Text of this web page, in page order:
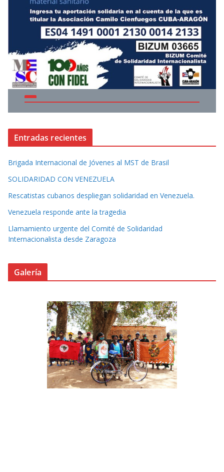
Entradas recientes
Brigada Internacional de Jóvenes al MST de Brasil
SOLIDARIDAD CON VENEZUELA
Rescatistas cubanos despliegan solidaridad en Venezuela.
Venezuela responde ante la tragedia
Llamamiento urgente del Comité de Solidaridad
Internacionalista desde Zaragoza
Galería